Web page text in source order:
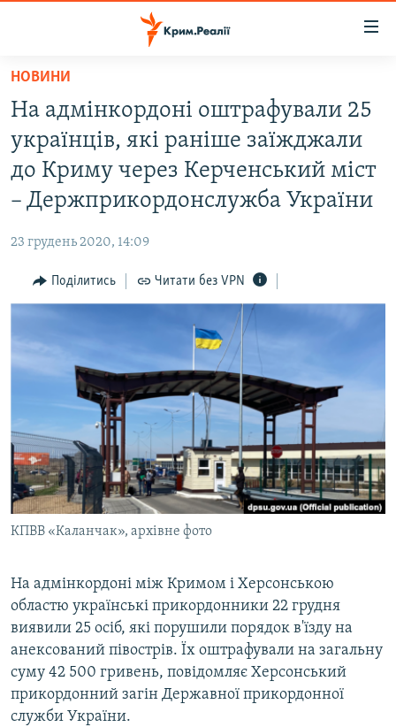
Перейти
основного
матеріалу
Перейти
до
основної
Перейти
пошуку
ВОДА.КРИМ
ВІДЕО ТА ФОТО
ПОЛІТИКА
ПОГЛЯД
ІНТЕРВ'Ю
СПЕЦПРОЕКТИ
ДЕПОРТАЦІЯ
ВІДЕОУРОКИ «ELIFBE»
СВІДЧЕННЯ ОКУПАЦІЇ
УКРАЇНСЬКА ПРОБЛЕМА КРИМУ
ІНФОГРАФІКА
ЯК ОБІЙТИ БЛОКУВАННЯ
Русский
Qırımtatar
ДОЛУЧАЙСЯ!
Усі сайти RFE/RL
НОВИНИ
На адмінкордоні оштрафували 25
українців, які раніше заїжджали
до Криму через Керченський міст
– Держприкордонслужба України
23 грудень 2020, 14:09
Поділитись Читати без VPN
КПВВ «Каланчак», архівне фото
На адмінкордоні між Кримом і Херсонською
областю українські прикордонники 22 грудня
виявили 25 осіб, які порушили порядок в'їзду на
анексований півострів. Їх оштрафували на загальну
суму 42 500 гривень, повідомляє Херсонський
прикордонний загін Державної прикордонної
служби України.